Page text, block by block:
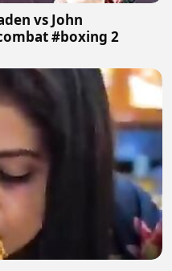
vs John
#boxing 2